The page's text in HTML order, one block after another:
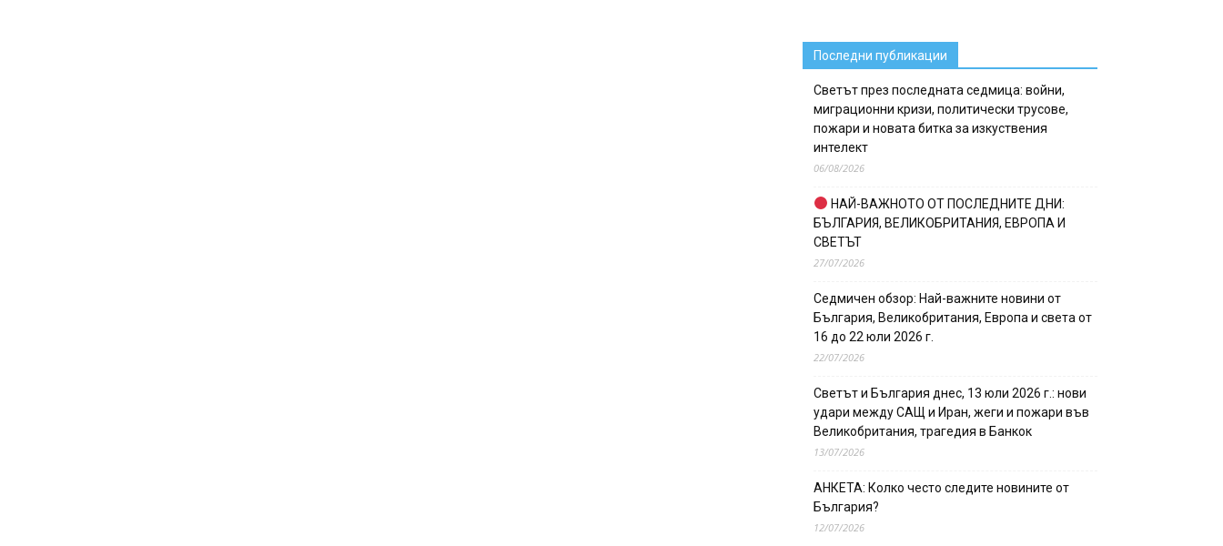
Последни публикации
Светът през последната седмица: войни,
миграционни кризи, политически трусове,
пожари и новата битка за изкуствения
интелект
06/08/2026
НАЙ-ВАЖНОТО ОТ ПОСЛЕДНИТЕ ДНИ:
БЪЛГАРИЯ, ВЕЛИКОБРИТАНИЯ, ЕВРОПА И
СВЕТЪТ
27/07/2026
Седмичен обзор: Най-важните новини от
България, Великобритания, Европа и света от
16 до 22 юли 2026 г.
22/07/2026
Светът и България днес, 13 юли 2026 г.: нови
удари между САЩ и Иран, жеги и пожари във
Великобритания, трагедия в Банкок
13/07/2026
АНКЕТА: Колко често следите новините от
България?
12/07/2026